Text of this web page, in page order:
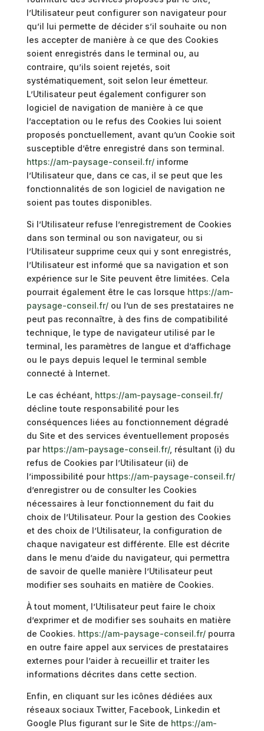
l’Utilisateur peut configurer son navigateur pour
qu’il lui permette de décider s’il souhaite ou non
les accepter de manière à ce que des Cookies
soient enregistrés dans le terminal ou, au
contraire, qu’ils soient rejetés, soit
systématiquement, soit selon leur émetteur.
L’Utilisateur peut également configurer son
logiciel de navigation de manière à ce que
l’acceptation ou le refus des Cookies lui soient
proposés ponctuellement, avant qu’un Cookie soit
susceptible d’être enregistré dans son terminal.
https://am-paysage-conseil.fr/informe
l’Utilisateur que, dans ce cas, il se peut que les
fonctionnalités de son logiciel de navigation ne
soient pas toutes disponibles.
Si l’Utilisateur refuse l’enregistrement de Cookies
dans son terminal ou son navigateur, ou si
l’Utilisateur supprime ceux qui y sont enregistrés,
l’Utilisateur est informé que sa navigation et son
expérience sur le Site peuvent être limitées. Cela
pourrait également être le cas lorsque https://am-
paysage-conseil.fr/ou l’un de ses prestataires ne
peut pas reconnaître, à des fins de compatibilité
technique, le type de navigateur utilisé par le
terminal, les paramètres de langue et d’affichage
ou le pays depuis lequel le terminal semble
connecté à Internet.
Le cas échéant, https://am-paysage-conseil.fr/
décline toute responsabilité pour les
conséquences liées au fonctionnement dégradé
du Site et des services éventuellement proposés
par https://am-paysage-conseil.fr/, résultant (i) du
refus de Cookies par l’Utilisateur (ii) de
l’impossibilité pour https://am-paysage-conseil.fr/
d’enregistrer ou de consulter les Cookies
nécessaires à leur fonctionnement du fait du
choix de l’Utilisateur. Pour la gestion des Cookies
et des choix de l’Utilisateur, la configuration de
chaque navigateur est différente. Elle est décrite
dans le menu d’aide du navigateur, qui permettra
de savoir de quelle manière l’Utilisateur peut
modifier ses souhaits en matière de Cookies.
À tout moment, l’Utilisateur peut faire le choix
d’exprimer et de modifier ses souhaits en matière
de Cookies. https://am-paysage-conseil.fr/pourra
en outre faire appel aux services de prestataires
externes pour l’aider à recueillir et traiter les
informations décrites dans cette section.
Enfin, en cliquant sur les icônes dédiées aux
réseaux sociaux Twitter, Facebook, Linkedin et
Google Plus figurant sur le Site de https://am-